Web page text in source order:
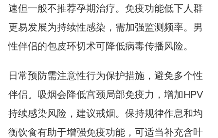
速但一般不推荐孕期治疗。免疫功能低下人群
更易发展为持续性感染，需加强监测频率。男
性伴侣的包皮环切术可降低病毒传播风险。
日常预防需注意性行为保护措施，避免多个性
伴侣。吸烟会降低宫颈局部免疫力，增加HPV
持续感染风险，建议戒烟。保持规律作息和均
衡饮食有助于增强免疫功能，可适当补充含叶